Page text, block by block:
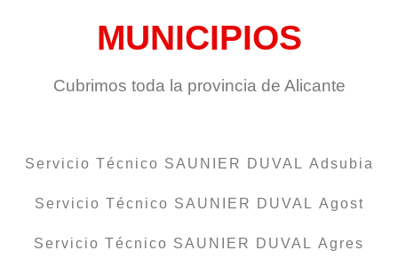
MUNICIPIOS
Cubrimos toda la provincia de Alicante
Servicio Técnico SAUNIER DUVAL Adsubia
Servicio Técnico SAUNIER DUVAL Agost
Servicio Técnico SAUNIER DUVAL Agres